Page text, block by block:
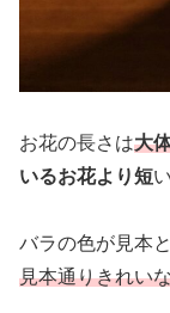
お花の長さは大
いるお花より短
バラの色が見本
見本通りきれい